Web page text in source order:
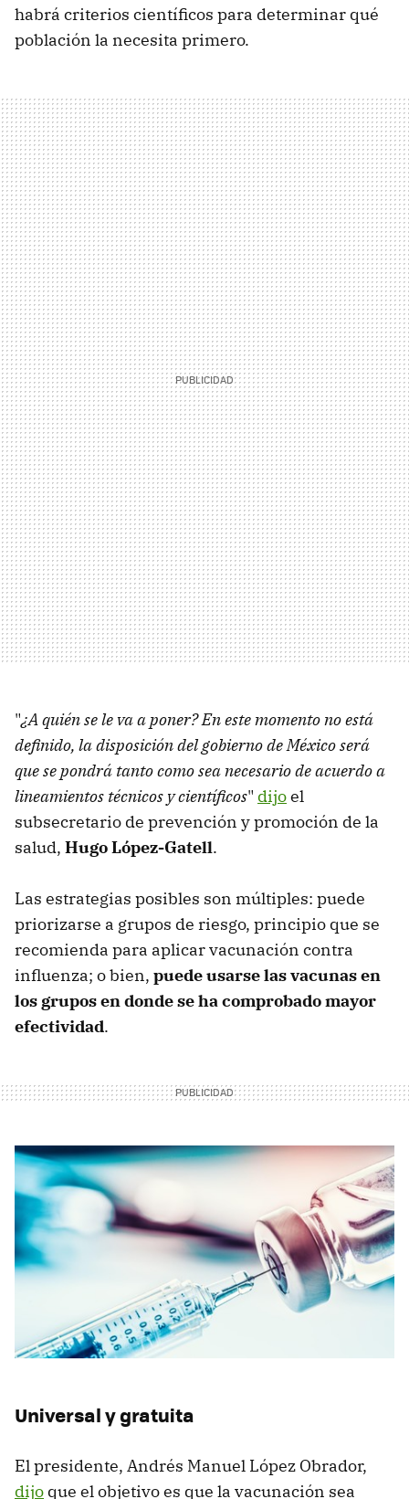
habrá criterios científicos para determinar qué
población la necesita primero.
"¿A quién se le va a poner? En este momento no está
definido, la disposición del gobierno de México será
que se pondrá tanto como sea necesario de acuerdo a
lineamientos técnicos y científicos" dijoel
subsecretario de prevención y promoción de la
salud, Hugo López-Gatell.
Las estrategias posibles son múltiples: puede
priorizarse a grupos de riesgo, principio que se
recomienda para aplicar vacunación contra
influenza; o bien, puede usarse las vacunas en
los grupos en donde se ha comprobado mayor
efectividad.
Universal y gratuita
El presidente, Andrés Manuel López Obrador,
dijo que el objetivo es que la vacunación sea